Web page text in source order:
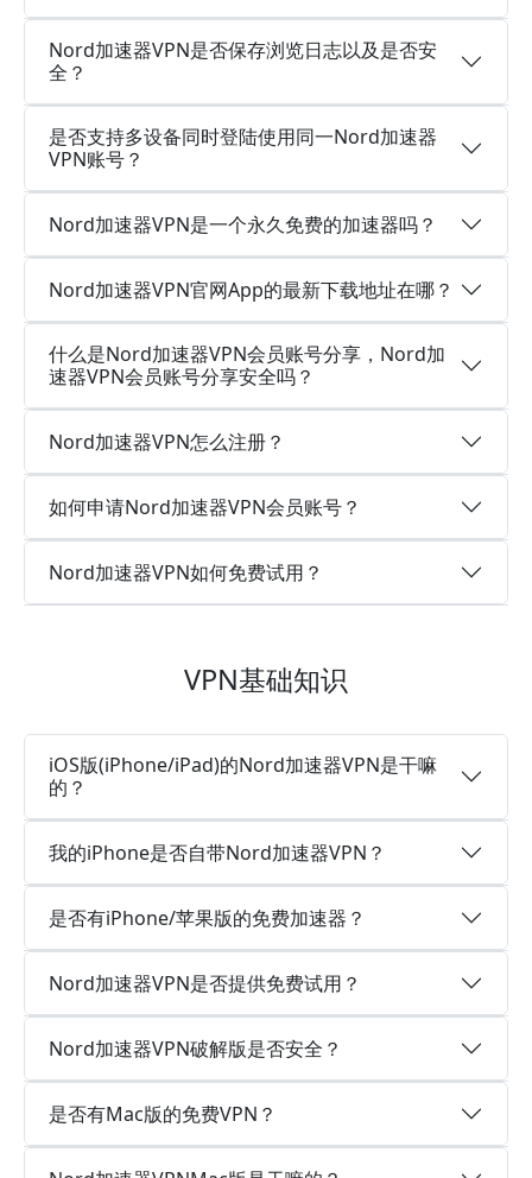
Nord加速器VPN是否保存浏览日志以及是否安
全？
是否支持多设备同时登陆使用同一Nord加速器
VPN账号？
Nord加速器VPN是一个永久免费的加速器吗？
Nord加速器VPN官网App的最新下载地址在哪？
什么是Nord加速器VPN会员账号分享，Nord加
速器VPN会员账号分享安全吗？
Nord加速器VPN怎么注册？
如何申请Nord加速器VPN会员账号？
Nord加速器VPN如何免费试用？
VPN基础知识
iOS版(iPhone/iPad)的Nord加速器VPN是干嘛
的？
我的iPhone是否自带Nord加速器VPN？
是否有iPhone/苹果版的免费加速器？
Nord加速器VPN是否提供免费试用？
Nord加速器VPN破解版是否安全？
是否有Mac版的免费VPN？